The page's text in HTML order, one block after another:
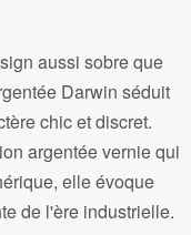
aussi sobre que
Darwin séduit
chic et discret.
argentée vernie qui
elle évoque
de l'ère industrielle.